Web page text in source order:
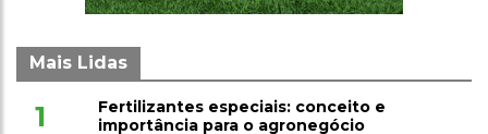
Mais Lidas
1
Fertilizantes especiais: conceito e
importância para o agronegócio